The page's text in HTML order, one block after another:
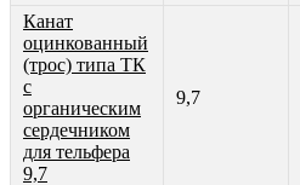
Канат
оцинкованный
(трос) типа ТК
с
органическим
сердечником
для тельфера
9,7
9,7